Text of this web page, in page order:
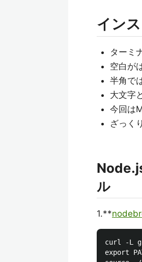
イン
ターミ
空白が
半角で
大文字
今回は
ざっく
ル
1.**
curl -L
export